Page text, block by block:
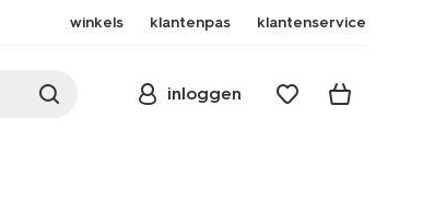
winkels klantenpas klantenservice
inloggen